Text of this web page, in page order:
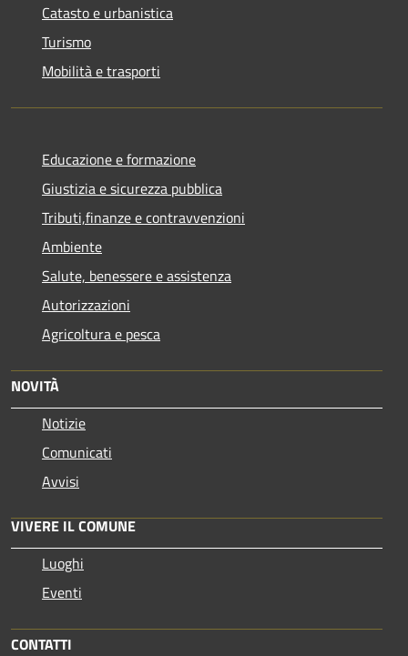
Catasto e urbanistica
Turismo
Mobilità e trasporti
Educazione e formazione
Giustizia e sicurezza pubblica
Tributi,finanze e contravvenzioni
Ambiente
Salute, benessere e assistenza
Autorizzazioni
Agricoltura e pesca
NOVITÀ
Notizie
Comunicati
Avvisi
VIVERE IL COMUNE
Luoghi
Eventi
CONTATTI